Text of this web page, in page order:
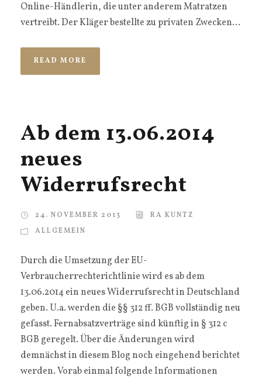
Online-Händlerin, die unter anderem Matratzen
vertreibt. Der Kläger bestellte zu privaten Zwecken...
READ MORE
Ab dem 13.06.2014
neues
Widerrufsrecht
24. NOVEMBER 2013
RA KUNTZ
ALLGEMEIN
Durch die Umsetzung der EU-
Verbraucherrechterichtlinie wird es ab dem
13.06.2014 ein neues Widerrufsrecht in Deutschland
geben. U.a. werden die §§ 312 ff. BGB vollständig neu
gefasst. Fernabsatzverträge sind künftig in § 312 c
BGB geregelt. Über die Änderungen wird
demnächst in diesem Blog noch eingehend berichtet
werden. Vorab einmal folgende Informationen